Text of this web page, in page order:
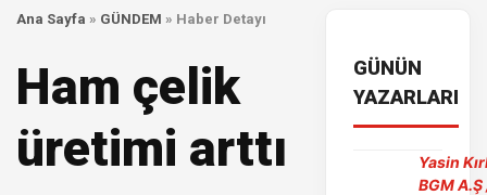
Ana Sayfa » GÜNDEM » Haber Detayı
Ham çelik
üretimi arttı
GÜNÜN
YAZARLARI
Yasin
BGM A.Ş